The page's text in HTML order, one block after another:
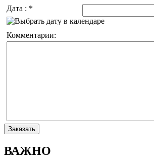
Дата : *
Комментарии:
ВАЖНО